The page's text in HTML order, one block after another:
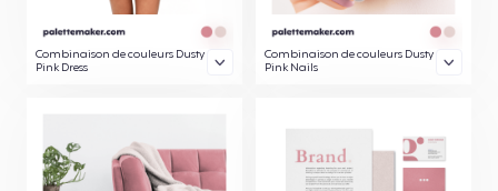
Combinaison de couleurs Dusty
Pink Dress
Combinaison de couleurs Dusty
Pink Nails